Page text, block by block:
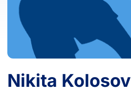
Nikita Kolosov